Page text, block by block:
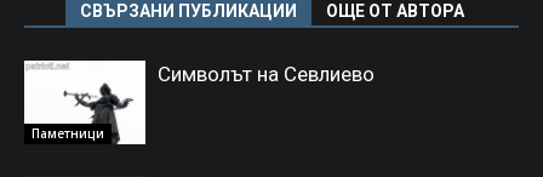
СВЪРЗАНИ ПУБЛИКАЦИИ ОЩЕ ОТ АВТОРА
Паметници
Символът на Севлиево